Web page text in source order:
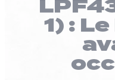
1) :